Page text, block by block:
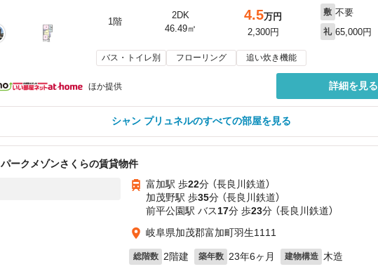
1階
2DK
46.49㎡
4.5万円
2,300円
敷 不要
礼 65,000円
バス・トイレ別 フローリング 追い炊き機能
ほか提供 詳細を見る
シャン プリュネルのすべての部屋を見る
パークメゾンさくらの賃貸物件
富加駅 歩22分 （長良川鉄道）
加茂野駅 歩35分 （長良川鉄道）
前平公園駅 バス17分 歩23分 （長良川鉄道）
岐阜県加茂郡富加町羽生1111
総階数 2階建 築年数 23年6ヶ月 建物構造 木造